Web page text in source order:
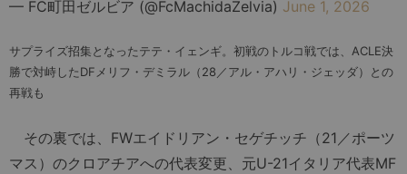
— FC町田ゼルビア (@FcMachidaZelvia) June 1, 2026
サプライズ招集となったテテ・イェンギ。初戦のトルコ戦では、ACLE決
勝で対峙したDFメリフ・デミラル（28／アル・アハリ・ジェッダ）との
再戦も
その裏では、FWエイドリアン・セゲチッチ（21／ポーツ
マス）のクロアチアへの代表変更、元U-21イタリア代表MF